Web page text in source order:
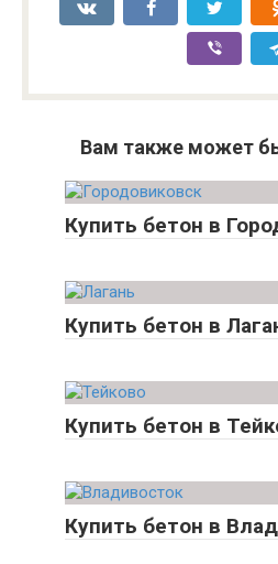
Вам также может
Купить бетон в
Купить бетон в
Купить бетон в
Купить бетон в